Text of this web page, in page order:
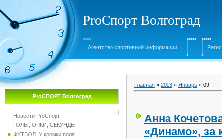
ProСпорт Волгоград
Агентство спортивной информации
ProСПОРТ Волгоград
Новости ProСпорт
ГОЛЫ, ОЧКИ, СЕКУНДЫ
ФУТБОЛ. У кромки поля
Главная » 2013 » Январь » 09
Анна
«Динамо», за